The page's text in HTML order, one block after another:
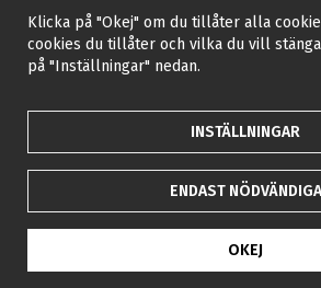
HD 18" 183SLHD025
Oregon
HD 18"
Klicka på "Okej" om du tillåter alla
cookies du tillåter och vilka du vill
på "Inställningar" nedan.
INSTÄLLNINGAR
ENDAST NÖDVÄNDIGA
OKEJ